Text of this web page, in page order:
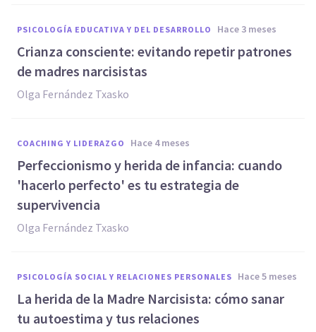
PSICOLOGÍA EDUCATIVA Y DEL DESARROLLO hace 3 meses
Crianza consciente: evitando repetir patrones
de madres narcisistas
Olga Fernández Txasko
COACHING Y LIDERAZGO hace 4 meses
Perfeccionismo y herida de infancia: cuando
'hacerlo perfecto' es tu estrategia de
supervivencia
Olga Fernández Txasko
PSICOLOGÍA SOCIAL Y RELACIONES PERSONALES hace 5 meses
La herida de la Madre Narcisista: cómo sanar
tu autoestima y tus relaciones